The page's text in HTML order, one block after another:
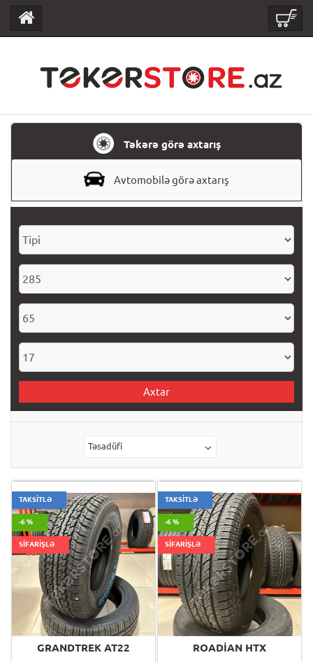
Təkərə görə axtarış
Avtomobilə görə axtarış
Axtar
Təsadüfi
TAKSİTLƏ
-6 %
SİFARİŞLƏ
GRANDTREK AT22
TAKSİTLƏ
-6 %
SİFARİŞLƏ
ROADİAN HTX